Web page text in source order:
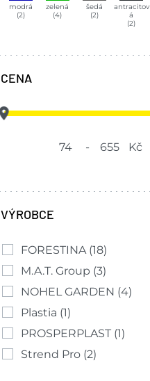
modrá
(2)
zelená
(4)
šedá
(2)
antracitov
á
(2)
CENA
- Kč
VÝROBCE
FORESTINA (18)
M.A.T. Group (3)
NOHEL GARDEN (4)
Plastia (1)
PROSPERPLAST (1)
Strend Pro (2)